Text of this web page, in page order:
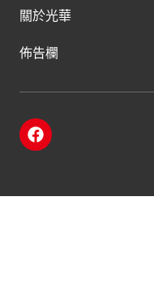
關於光華
佈告欄
F
a